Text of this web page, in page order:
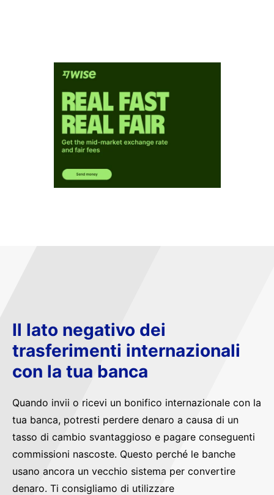
Il lato negativo dei
trasferimenti internazionali
con la tua banca
Quando invii o ricevi un bonifico internazionale con la
tua banca, potresti perdere denaro a causa di un
tasso di cambio svantaggioso e pagare conseguenti
commissioni nascoste. Questo perché le banche
usano ancora un vecchio sistema per convertire
denaro. Ti consigliamo di utilizzare